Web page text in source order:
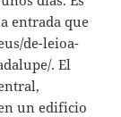
entrada que
de-leioa-
. El
un edificio